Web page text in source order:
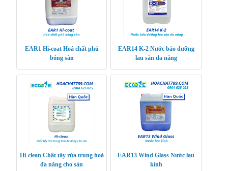
EAR1 Hi-coat Hoá chất phủ
bóng sàn
EAR14 K-2 Nước bảo dưỡng
lau sàn đa năng
Hi-clean Chất tẩy rửa trung hoà
đa năng cho sàn
EAR13 Wind Glass Nước lau
kính